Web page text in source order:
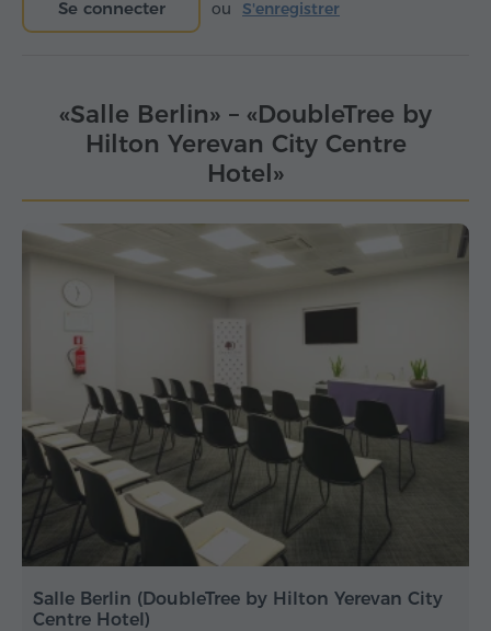
Se connecter ou S'enregistrer
«Salle Berlin» – «DoubleTree by
Hilton Yerevan City Centre
Hotel»
Salle Berlin (DoubleTree by Hilton Yerevan City
Centre Hotel)